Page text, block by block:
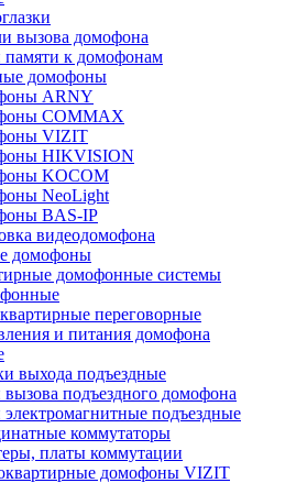
вызова домофона
памяти к домофонам
домофоны
ARNY
COMMAX
VIZIT
HIKVISION
KOCOM
NeoLight
BAS-IP
видеодомофона
домофоны
домофонные системы
переговорные
и питания домофона
выхода подъездные
вызова подъездного домофона
электромагнитные подъездные
коммутаторы
платы коммутации
домофоны VIZIT